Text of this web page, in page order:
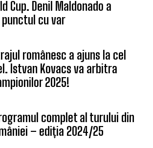
Cup. Denil Maldonado a
cu var
românesc a ajuns la cel
Istvan Kovacs va arbitra
2025!
complet al turului din
– ediția 2024/25